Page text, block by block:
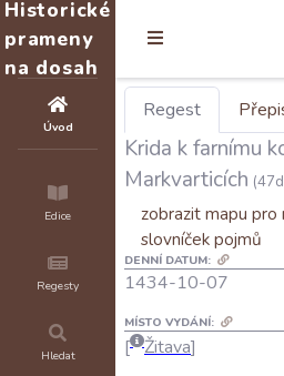
Historické
prameny
na dosah
Úvod
Edice
Regesty
Hledat
Regest
Krida k farnímu
Markvarticích
zobrazit mapu pro
slovníček pojmů
DENNÍ DATUM:
1434-10-07
MÍSTO VYDÁNÍ:
Žitava